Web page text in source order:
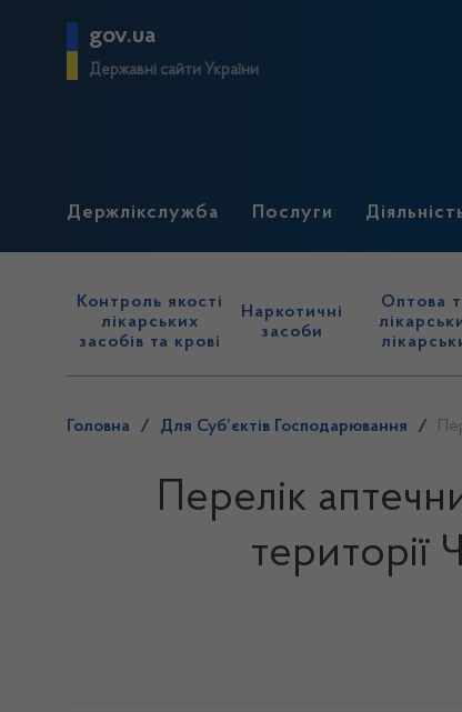
gov.ua
Державні сайти України
Держлікслужба Послуги
Контроль якості
лікарських
засобів та крові
Наркотичні
засоби
Оптова
Головна / Для Суб’єктів Господарювання /
Перелік
території